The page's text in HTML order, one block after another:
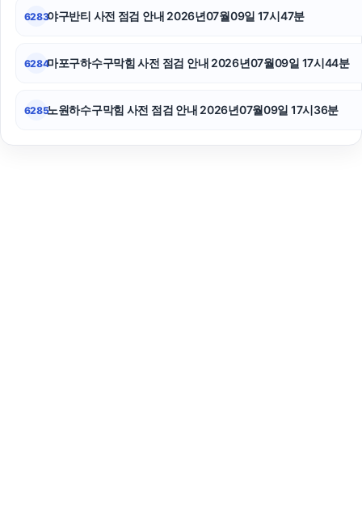
6283야구반티 사전 점검 안내 2026년07월09일 17시47분
6284마포구하수구막힘 사전 점검 안내 2026년07월09일 17시44분
6285노원하수구막힘 사전 점검 안내 2026년07월09일 17시36분